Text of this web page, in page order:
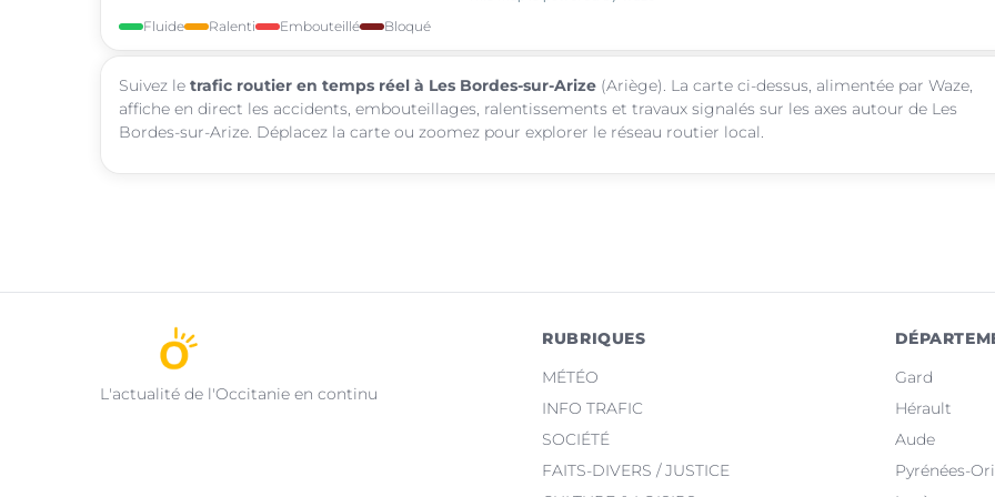
Fluide Ralenti Embouteillé Bloqué
Suivez le trafic routier en temps réel à Les Bordes-sur-Arize (Ariège). La carte ci-dessus, alimentée par Waze,
affiche en direct les accidents, embouteillages, ralentissements et travaux signalés sur les axes autour de Les
Bordes-sur-Arize. Déplacez la carte ou zoomez pour explorer le réseau routier local.
L'actualité de l'Occitanie en continu
RUBRIQUES
MÉTÉO
INFO TRAFIC
SOCIÉTÉ
FAITS-DIVERS / JUSTICE
Gard
Hérault
Aude
Pyrénées-